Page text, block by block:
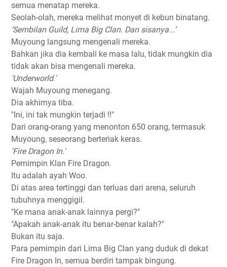
semua menatap mereka.
Seolah-olah, mereka melihat monyet di kebun binatang.
‘Sembilan Guild, Lima Big Clan. Dan sisanya...’
Muyoung langsung mengenali mereka.
Bahkan jika dia kembali ke masa lalu, tidak mungkin dia
tidak akan bisa mengenali mereka.
'Underworld.'
Wajah Muyoung menegang.
Dia akhirnya tiba.
"Ini, ini tak mungkin terjadi !!"
Dari orang-orang yang menonton 650 orang, termasuk
Muyoung, seseorang berteriak keras.
'Fire Dragon In.'
Pemimpin Klan Fire Dragon.
Itu adalah ayah Woo.
Di atas area tertinggi dan terluas dari arena, seluruh
tubuhnya menggigil.
"Ke mana anak-anak lainnya pergi?"
"Apakah anak-anak itu benar-benar kalah?"
Bukan itu saja.
Para pemimpin dari Lima Big Clan yang duduk di dekat
Fire Dragon In, semua berdiri tampak bingung.